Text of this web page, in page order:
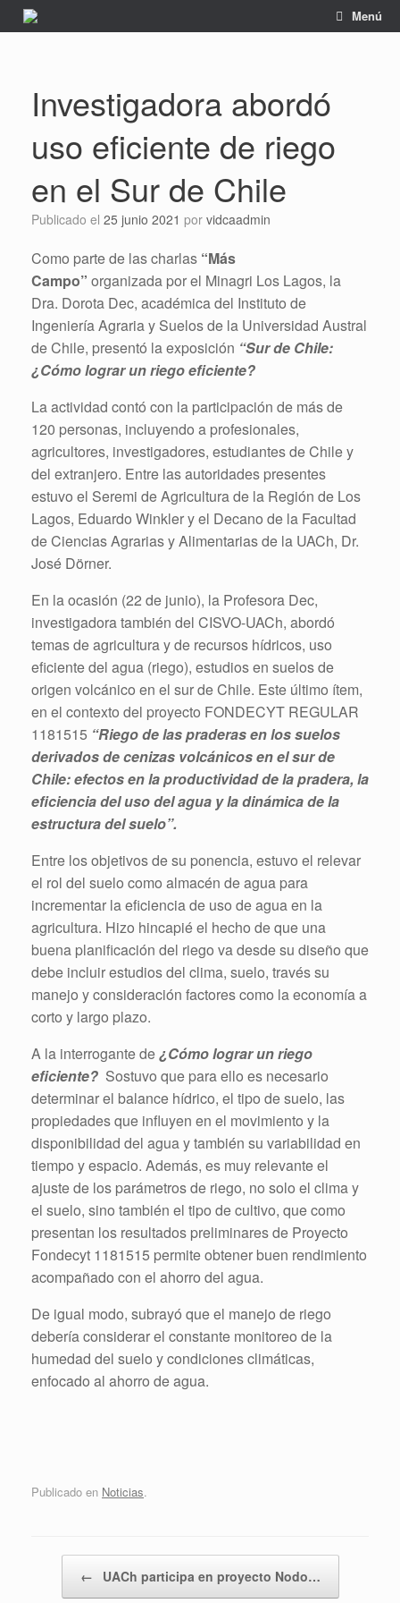
Saltar
Menú
Investigadora abordó
uso eficiente de riego
en el Sur de Chile
Publicado el 25 junio 2021 por vidcaadmin
Como parte de las charlas “Más
Campo” organizada por el Minagri Los Lagos, la
Dra. Dorota Dec, académica del Instituto de
Ingeniería Agraria y Suelos de la Universidad Austral
de Chile, presentó la exposición “Sur de Chile:
¿Cómo lograr un riego eficiente?
La actividad contó con la participación de más de
120 personas, incluyendo a profesionales,
agricultores, investigadores, estudiantes de Chile y
del extranjero. Entre las autoridades presentes
estuvo el Seremi de Agricultura de la Región de Los
Lagos, Eduardo Winkler y el Decano de la Facultad
de Ciencias Agrarias y Alimentarias de la UACh, Dr.
José Dörner.
En la ocasión (22 de junio), la Profesora Dec,
investigadora también del CISVO-UACh, abordó
temas de agricultura y de recursos hídricos, uso
eficiente del agua (riego), estudios en suelos de
origen volcánico en el sur de Chile. Este último ítem,
en el contexto del proyecto FONDECYT REGULAR
1181515 “Riego de las praderas en los suelos
derivados de cenizas volcánicos en el sur de
Chile: efectos en la productividad de la pradera, la
eficiencia del uso del agua y la dinámica de la
estructura del suelo”.
Entre los objetivos de su ponencia, estuvo el relevar
el rol del suelo como almacén de agua para
incrementar la eficiencia de uso de agua en la
agricultura. Hizo hincapié el hecho de que una
buena planificación del riego va desde su diseño que
debe incluir estudios del clima, suelo, través su
manejo y consideración factores como la economía a
corto y largo plazo.
A la interrogante de¿Cómo lograr un riego
eficiente? Sostuvo que para ello es necesario
determinar el balance hídrico, el tipo de suelo, las
propiedades que influyen en el movimiento y la
disponibilidad del agua y también su variabilidad en
tiempo y espacio. Además, es muy relevante el
ajuste de los parámetros de riego, no solo el clima y
el suelo, sino también el tipo de cultivo, que como
presentan los resultados preliminares de Proyecto
Fondecyt 1181515 permite obtener buen rendimiento
acompañado con el ahorro del agua.
De igual modo, subrayó que el manejo de riego
debería considerar el constante monitoreo de la
humedad del suelo y condiciones climáticas,
enfocado al ahorro de agua.
Publicado en Noticias.
← UACh participa en proyecto Nodo…